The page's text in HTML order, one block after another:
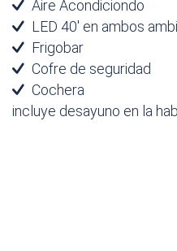
Aire Acondiciondo
LED 40' en ambos
Frigobar
Cofre de seguridad
Cochera
incluye desayuno en la